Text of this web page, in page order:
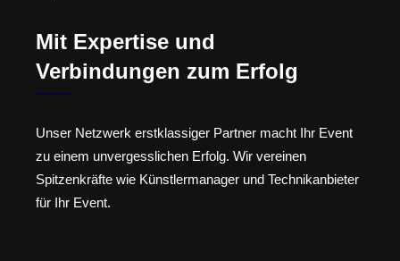
Mit Expertise und
Verbindungen zum Erfolg
Unser Netzwerk erstklassiger Partner macht Ihr Event
zu einem unvergesslichen Erfolg. Wir vereinen
Spitzenkräfte wie Künstlermanager und Technikanbieter
für Ihr Event.